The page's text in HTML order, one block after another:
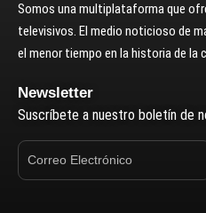
Somos una multiplataforma que
televisivos. El medio noticioso de
el menor tiempo en la historia de la
Newsletter
Suscríbete a nuestro boletín de